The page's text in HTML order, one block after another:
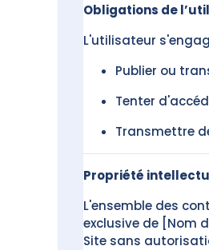
Obligations de
L'utilisateur
Publier ou
Tenter
Transmettre
Propriété
L'ensemble des
exclusive de [Nom
Site sans